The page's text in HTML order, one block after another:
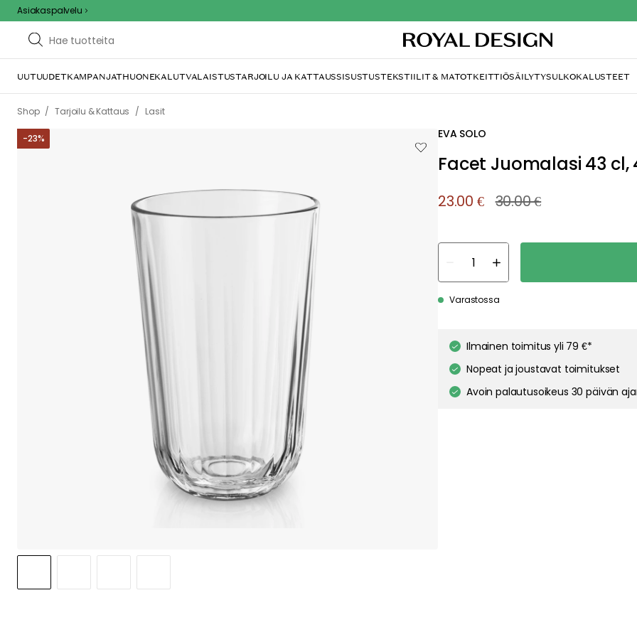
Asiakaspalvelu
UUTUUDETKAMPANJATHUONEKALUTVALAISTUSTARJOILU JA KATTAUSSISUSTUSTEKSTIILIT & MATOTKEITTIÖSÄILYTYSULKOKALUSTEET
Shop / Tarjoilu & Kattaus / Lasit
-23% EVA SOLO
Facet Juomalasi 43
23.00 € 30.00 €
Varastossa
Ilmainen toimitus yli 79 €*
Nopeat ja joustavat toimitukset
Avoin palautusoikeus 30 päivän
We care about your privacy!
We use cookies to personalize content and ads, and to analyze our traffic. You have the
option to opt out of any non-essential cookies while using our site. However, blocking
may affect your experience of the website.
Our privacy policy Google's privacy policy